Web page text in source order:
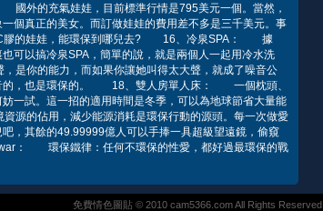
的充氣娃娃，目前標準行情是795美元一個。當然，
個真正的美女。而訂做娃娃的費用差不多是三千美元。事
膠的娃娃，能環保到哪兒去? 16、冷泉SPA： 據
可以搞冷泉SPA，簡單的說，就是兩個人一起用冷水洗
你的能力，而如果你讓她叫得太大聲，就成了噪音公
音的，也是環保的。 18、雙人房單人床： 一個枕頭、
一試。這一招的適用時間是冬季，可以為地球節省大量能
佔用，減少能源消耗是環保行動的源頭。每一次做愛
，其餘的49.99999億人可以手捧一具超級望遠鏡，偷窺
： 環保鐵律：任何不環保的性愛，都好過最環保的戰
免費情色圖貼 © 2010 cam5366.com All Rights Reserved.